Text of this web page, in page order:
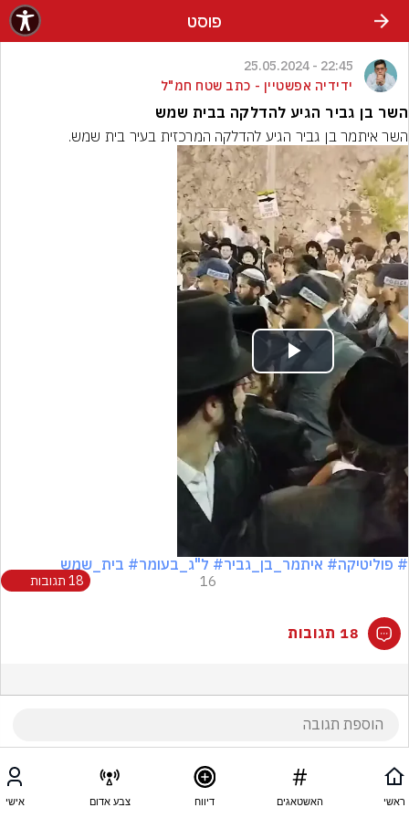
פוסט
22:45 - 25.05.2024
ידידיה אפשטיין - כתב שטח חמ"ל
השר בן גביר הגיע להדלקה בבית שמש
השר איתמר בן גביר הגיע להדלקה המרכזית בעיר בית שמש.
Play
Video
# פוליטיקה# איתמר_בן_גביר# ל"ג_בעומר# בית_שמש
16 18 תגובות
18 תגובות
ראשי האשטאגים דיווח צבע אדום אישי